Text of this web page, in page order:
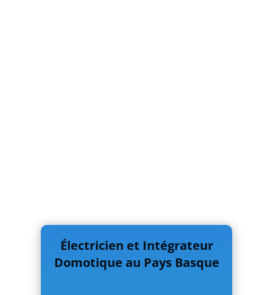
Électricien et Intégrateur
Domotique au Pays Basque